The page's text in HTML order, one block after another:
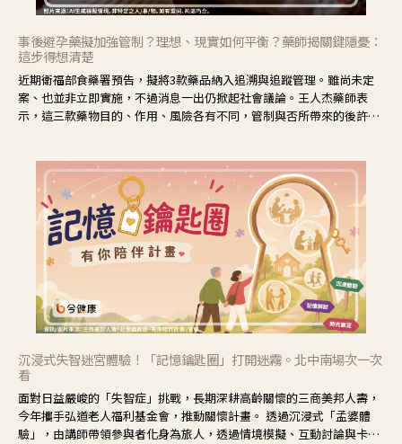
事後避孕藥擬加強管制？理想、現實如何平衡？藥師揭關鍵隱憂：
這步得想清楚
近期衛福部食藥署預告，擬將3款藥品納入追溯與追蹤管理。雖尚未定
案、也並非立即實施，不過消息一出仍掀起社會議論。王人杰藥師表
示，這三款藥物目的、作用、風險各有不同，管制與否所帶來的後許影
沉浸式失智迷宮體驗！「記憶鑰匙圈」打開迷霧。北中南場次一次
看
面對日益嚴峻的「失智症」挑戰，長期深耕高齡關懷的三商美邦人壽，
今年攜手弘道老人福利基金會，推動關懷計畫。 透過沉浸式「孟婆體
驗」，由講師帶領參與者化身為旅人，透過情境模擬、互動討論與卡牌